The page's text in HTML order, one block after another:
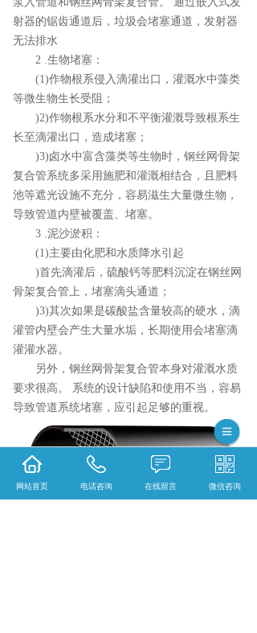
射器的锯齿通道后，垃圾会堵塞通道，发射器
无法排水
2 .生物堵塞：
(1)作物根系侵入滴灌出口，灌溉水中藻类
等微生物生长受阻；
)2)作物根系水分和不平衡灌溉导致根系生
长至滴灌出口，造成堵塞；
)3)卤水中富含藻类等生物时，钢丝网骨架
复合管系统多采用施肥和灌溉相结合，且肥料
池等遮光设施不充分，容易滋生大量微生物，
导致管道内壁被覆盖、堵塞。
3 .泥沙淤积：
(1)主要由化肥和水质降水引起
)首先滴灌后，硫酸钙等肥料沉淀在钢丝网
骨架复合管上，堵塞滴头通道；
)3)其次如果是碳酸盐含量较高的硬水，滴
灌管内壁会产生大量水垢，长期使用会堵塞滴
灌灌水器。
另外，钢丝网骨架复合管本身对灌溉水质
要求很高。 系统的设计缺陷和使用不当，容易
导致管道系统堵塞，应引起足够的重视。
网站首页 电话咨询 在线留言 微信咨询